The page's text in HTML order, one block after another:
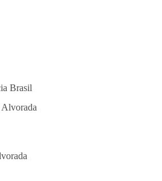
Brasil